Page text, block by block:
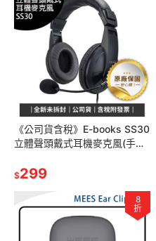
《公司貨含稅》E-books SS30
立體聲頭戴式耳機麥克風(手機/
$299
8
折